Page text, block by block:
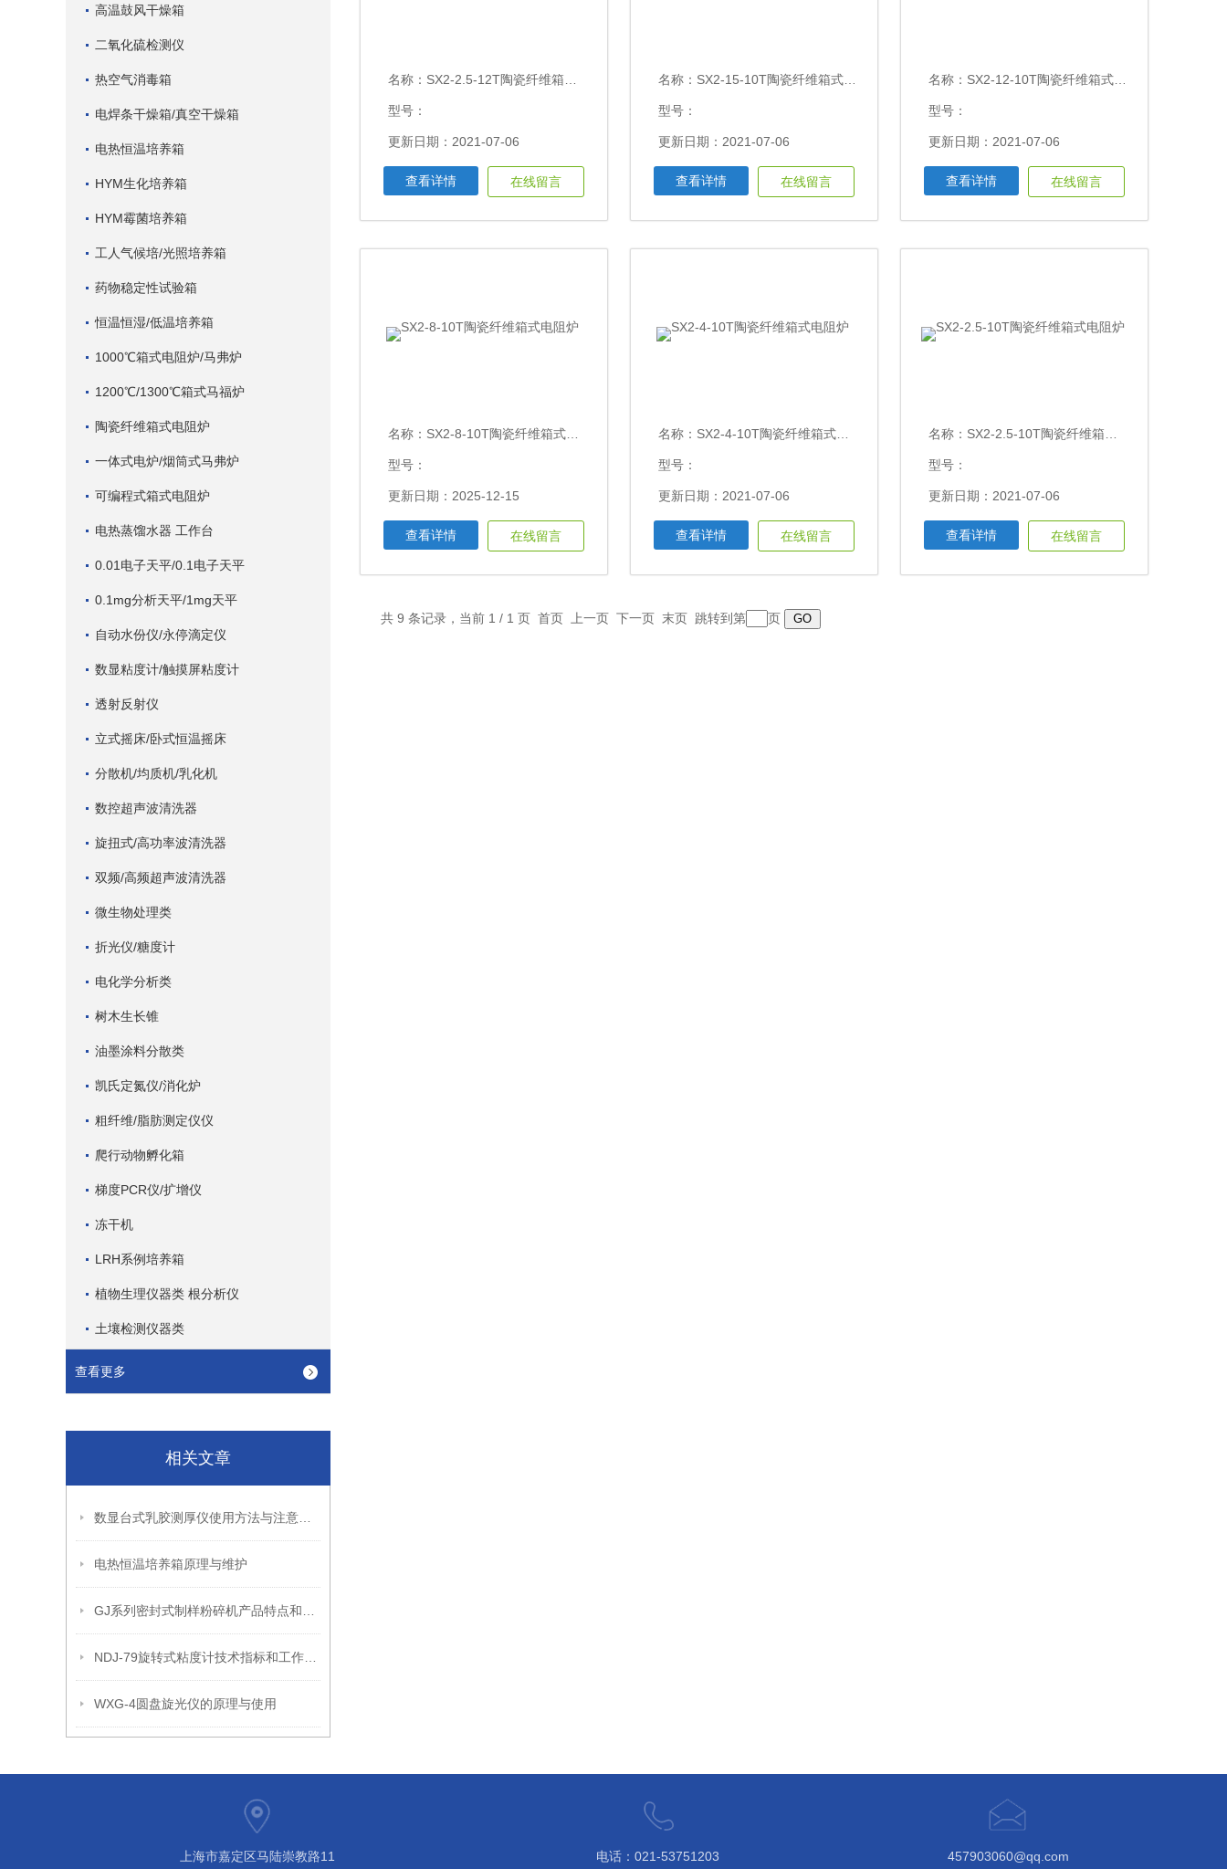
高温鼓风干燥箱
二氧化硫检测仪
热空气消毒箱
电焊条干燥箱/真空干燥箱
电热恒温培养箱
HYM生化培养箱
HYM霉菌培养箱
工人气候培/光照培养箱
药物稳定性试验箱
恒温恒湿/低温培养箱
1000℃箱式电阻炉/马弗炉
1200℃/1300℃箱式马福炉
陶瓷纤维箱式电阻炉
一体式电炉/烟筒式马弗炉
可编程式箱式电阻炉
电热蒸馏水器 工作台
0.01电子天平/0.1电子天平
0.1mg分析天平/1mg天平
自动水份仪/永停滴定仪
数显粘度计/触摸屏粘度计
透射反射仪
立式摇床/卧式恒温摇床
分散机/均质机/乳化机
数控超声波清洗器
旋扭式/高功率波清洗器
双频/高频超声波清洗器
微生物处理类
折光仪/糖度计
电化学分析类
树木生长锥
油墨涂料分散类
凯氏定氮仪/消化炉
粗纤维/脂肪测定仪仪
爬行动物孵化箱
梯度PCR仪/扩增仪
冻干机
LRH系例培养箱
植物生理仪器类 根分析仪
土壤检测仪器类
查看更多
相关文章
电热恒温培养箱原理与维护
WXG-4圆盘旋光仪的原理与使用
名称： SX2-2.5-12T陶瓷纤维箱式电阻炉
型号：
更新日期：2021-07-06
查看详情 在线留言
名称： SX2-15-10T陶瓷纤维箱式电阻炉
型号：
更新日期：2021-07-06
查看详情 在线留言
名称： SX2-12-10T陶瓷纤维箱式电阻炉
型号：
更新日期：2021-07-06
查看详情 在线留言
名称： SX2-8-10T陶瓷纤维箱式电阻炉
型号：
更新日期：2025-12-15
查看详情 在线留言
名称： SX2-4-10T陶瓷纤维箱式电阻炉
型号：
更新日期：2021-07-06
查看详情 在线留言
名称： SX2-2.5-10T陶瓷纤维箱式电阻炉
型号：
更新日期：2021-07-06
查看详情 在线留言
共 9 条记录，当前 1 / 1 页 首页 上一页 下一页 末页 跳转到第 页
上海市嘉定区马陆崇教路11 电话：021-53751203 457903060@qq.com